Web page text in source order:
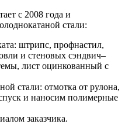
с 2008 года и
стали:
штрипс, профнастил,
и стеновых сэндвич–
лист оцинкованный с
стали: отмотка от рулона,
и наносим полимерные
заказчика.